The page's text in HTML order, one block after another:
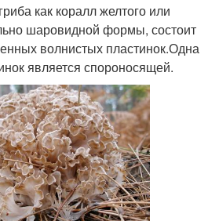
как коралл желтого или
шаровидной формы, состоит
волнистых пластинок.Одна
является спороносящей.